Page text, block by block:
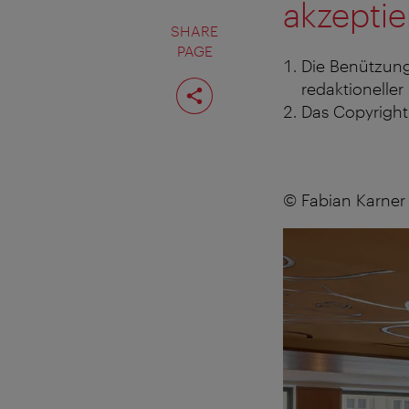
SHARE
PAGE
Share
page
Die
Das
© Fabian Karner